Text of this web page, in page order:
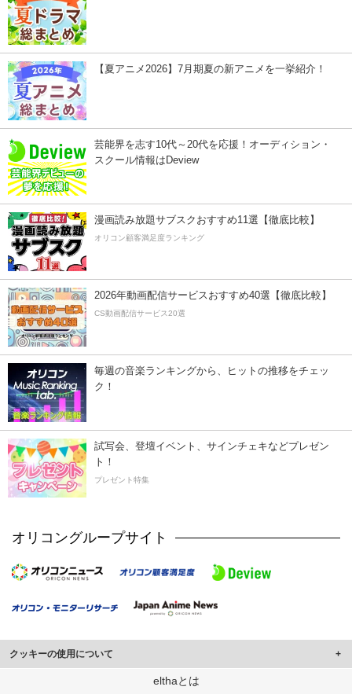
【夏アニメ2026】7月期夏の新アニメを一挙紹介！
芸能界を志す10代～20代を応援！オーディション・
スクール情報はDeview
漫画読み放題サブスクおすすめ11選【徹底比較】
オリコン顧客満足度ランキング
2026年動画配信サービスおすすめ40選【徹底比較】
CS動画配信サービス20選
毎週の音楽ランキングから、ヒットの推移をチェッ
ク！
試写会、登壇イベント、サインチェキなどプレゼン
ト！
プレゼント特集
オリコングループサイト
クッキーの使用について
このサイトでは Cookie を使用して、ユーザーに合わせたコンテンツや広告の
elthaとは